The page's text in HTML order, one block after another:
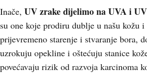
Inače, UV zrake dijelimo na UVA i
su one koje prodiru dublje u našu kožu i
prijevremeno starenje i stvaranje bora,
uzrokuju opekline i oštećuju stanice
povećavaju rizik od razvoja karcinoma